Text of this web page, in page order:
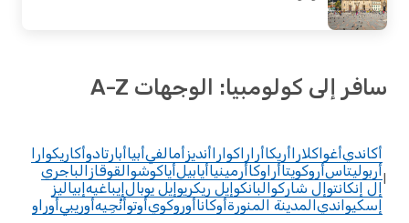
سافر إلى كولومبيا: الوجهات A-Z
أكانديأغواكلاراأريكاأراراكواراأنديزأمالفيأبياأبارتادوأكاريكوارا
أربوليتاسأروكويتاأراوكاأرمينياأيابيلأياكوشوالقوقاز الباجري
إل إنكانتوإل شاركوالبانكوإيل ريكريوإيل يوبالإيباغيهإبياليز
إسكيوانديالمدينة المنورةأوكاناأوروكويأوتوأنْجِيهأوريبيأوراو